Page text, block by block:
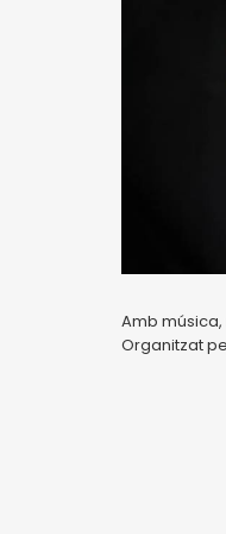
Amb
Organitzat